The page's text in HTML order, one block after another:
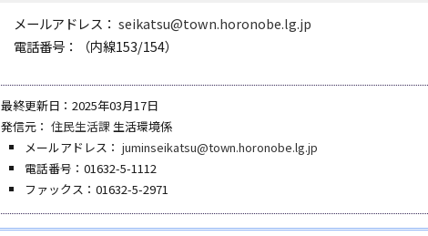
メールアドレス： seikatsu@town.horonobe.lg.jp
電話番号：（内線153/154）
最終更新日：2025年03月17日
発信元： 住民生活課生活環境係
メールアドレス： juminseikatsu@town.horonobe.lg.jp
電話番号：01632-5-1112
ファックス：01632-5-2971